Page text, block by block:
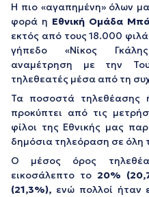
Η πιο «αγαπημένη» όλων
φορά η Εθνική Ομάδα
εκτός από τους 18.000
γήπεδο «Νίκος
αναμέτρηση με την
τηλεθεατές μέσα από τη
Τα ποσοστά τηλεθέασης
προκύπτει από τις
φίλοι της Εθνικής μας
δημόσια τηλεόραση σε όλη
Ο μέσος όρος
εικοσάλεπτο το 20%
(21,3%), ενώ πολλοί ήταν